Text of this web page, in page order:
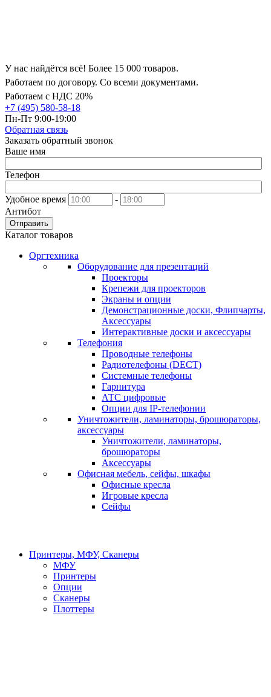
У нас найдётся всё! Более 15 000 товаров.
Работаем по договору. Со всеми документами.
Работаем с НДС 20%
+7 (495) 580-58-18
Пн-Пт 9:00-19:00
Обратная связь
Заказать обратный звонок
Ваше имя
Телефон
Удобное время
-
Антибот
Отправить
Каталог товаров
Оргтехника
Оборудование для презентаций
Проекторы
Крепежи для проекторов
Экраны и опции
Демонстрационные доски, Флипчарты,
Аксессуары
Интерактивные доски и аксессуары
Телефония
Проводные телефоны
Радиотелефоны (DECT)
Системные телефоны
Гарнитура
АТС цифровые
Опции для IP-телефонии
Уничтожители, ламинаторы, брошюраторы,
аксессуары
Уничтожители, ламинаторы,
брошюраторы
Аксессуары
Офисная мебель, сейфы, шкафы
Офисные кресла
Игровые кресла
Сейфы
Принтеры, МФУ, Сканеры
МФУ
Принтеры
Опции
Сканеры
Плоттеры